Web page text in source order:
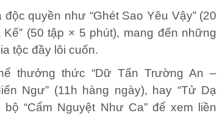
quyền như “Ghét Sao Yêu Vậy” (20
(50 tập × 5 phút), mang đến những
tộc đầy lôi cuốn.
thưởng thức “Dữ Tấn Trường An –
Ngư” (11h hàng ngày), hay “Tử Dạ
“Cẩm Nguyệt Như Ca” để xem liền